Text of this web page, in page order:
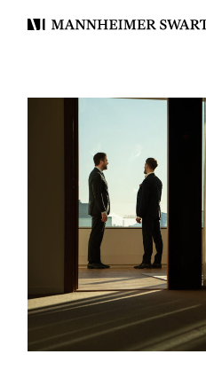
Mannheimer